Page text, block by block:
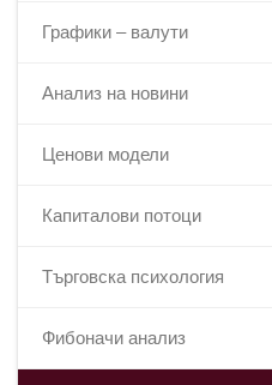
Графики – валути
Анализ на новини
Ценови модели
Капиталови потоци
Търговска психология
Фибоначи анализ